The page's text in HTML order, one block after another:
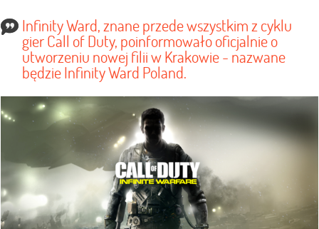
Infinity Ward, znane przede wszystkim z cyklu
gier Call of Duty, poinformowało oficjalnie o
utworzeniu nowej filii w Krakowie - nazwane
będzie Infinity Ward Poland.